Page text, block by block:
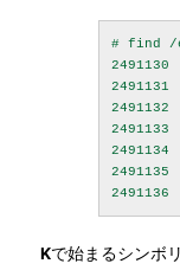
# find /
Kで始まるシンボ